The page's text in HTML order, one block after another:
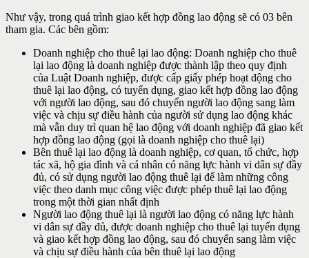
Như vậy, trong quá trình giao kết hợp đồng lao động sẽ có 03 bên
tham gia. Các bên gồm:
Doanh nghiệp cho thuê lại lao động: Doanh nghiệp cho thuê
lại lao động là doanh nghiệp được thành lập theo quy định
của Luật Doanh nghiệp, được cấp giấy phép hoạt động cho
thuê lại lao động, có tuyển dụng, giao kết hợp đồng lao động
với người lao động, sau đó chuyển người lao động sang làm
việc và chịu sự điều hành của người sử dụng lao động khác
mà vẫn duy trì quan hệ lao động với doanh nghiệp đã giao kết
hợp đồng lao động (gọi là doanh nghiệp cho thuê lại)
Bên thuê lại lao động là doanh nghiệp, cơ quan, tổ chức, hợp
tác xã, hộ gia đình và cá nhân có năng lực hành vi dân sự đầy
đủ, có sử dụng người lao động thuê lại để làm những công
việc theo danh mục công việc được phép thuê lại lao động
trong một thời gian nhất định
Người lao động thuê lại là người lao động có năng lực hành
vi dân sự đầy đủ, được doanh nghiệp cho thuê lại tuyển dụng
và giao kết hợp đồng lao động, sau đó chuyển sang làm việc
và chịu sự điều hành của bên thuê lại lao động